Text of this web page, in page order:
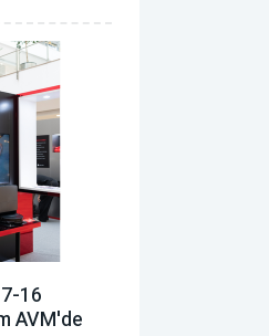
16
AVM'de